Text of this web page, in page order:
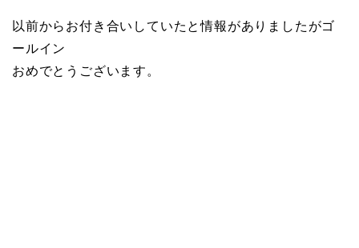
以前からお付き合いしていたと情報がありましたがゴ
ールイン
おめでとうございます。